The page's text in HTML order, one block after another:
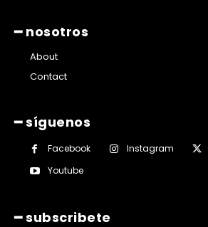
━ nosotros
About
Contact
━ síguenos
Facebook Instagram
Youtube
━ subscribete